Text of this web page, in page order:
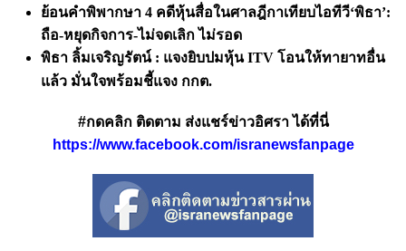
ย้อนคำพิพากษา 4 คดีหุ้นสื่อในศาลฎีกาเทียบไอทีวี‘พิธา’:
ถือ-หยุดกิจการ-ไม่จดเลิก ไม่รอด
พิธา ลิ้มเจริญรัตน์ : แจงยิบปมหุ้น ITV โอนให้ทายาทอื่น
แล้ว มั่นใจพร้อมชี้แจง กกต.
#กดคลิก ติดตาม ส่งแชร์ข่าวอิศรา ได้ที่นี่
https://www.facebook.com/isranewsfanpage